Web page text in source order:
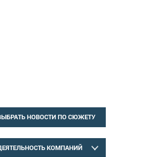
НОВОСТИ ПО СЮЖЕТУ
КОМПАНИЙ